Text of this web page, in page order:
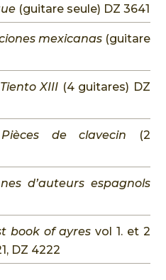
(guitare seule) DZ 3641
mexicanas(guitare
Tiento XIII (4 guitares) DZ
Pièces de clavecin (2
d’auteurs espagnols
book of ayres vol 1. et 2
DZ 4222